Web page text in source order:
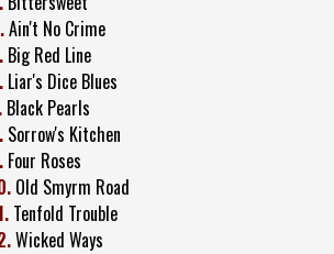
Ain't No Crime
Big Red Line
Liar's Dice Blues
Black Pearls
Sorrow's Kitchen
Four Roses
Old Smyrm Road
Tenfold Trouble
Wicked Ways